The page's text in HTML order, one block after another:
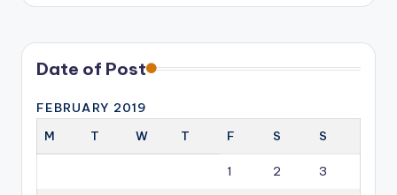
Date of Post
FEBRUARY 2019
M
T W T F S S
1 2 3